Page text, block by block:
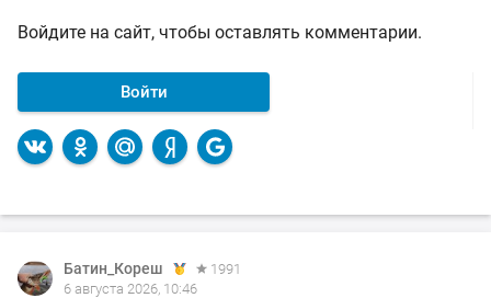
Войдите на сайт, чтобы оставлять комментарии.
Войти
Батин_Кореш
1991
6 августа 2026, 10:46